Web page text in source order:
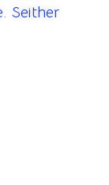
Seither